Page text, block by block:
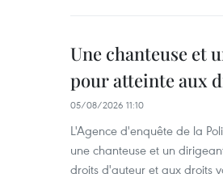
Une chanteuse et
pour atteinte aux
05/08/2026 11:10
L'Agence d'enquête de la
une chanteuse et un
droits d'auteur et aux droits